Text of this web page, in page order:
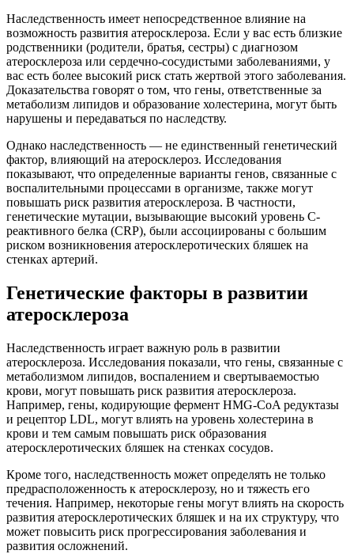
Наследственность имеет непосредственное влияние на
возможность развития атеросклероза. Если у вас есть близкие
родственники (родители, братья, сестры) с диагнозом
атеросклероза или сердечно-сосудистыми заболеваниями, у
вас есть более высокий риск стать жертвой этого заболевания.
Доказательства говорят о том, что гены, ответственные за
метаболизм липидов и образование холестерина, могут быть
нарушены и передаваться по наследству.
Однако наследственность — не единственный генетический
фактор, влияющий на атеросклероз. Исследования
показывают, что определенные варианты генов, связанные с
воспалительными процессами в организме, также могут
повышать риск развития атеросклероза. В частности,
генетические мутации, вызывающие высокий уровень C-
реактивного белка (CRP), были ассоциированы с большим
риском возникновения атеросклеротических бляшек на
стенках артерий.
Генетические факторы в развитии
атеросклероза
Наследственность играет важную роль в развитии
атеросклероза. Исследования показали, что гены, связанные с
метаболизмом липидов, воспалением и свертываемостью
крови, могут повышать риск развития атеросклероза.
Например, гены, кодирующие фермент HMG-CoA редуктазы
и рецептор LDL, могут влиять на уровень холестерина в
крови и тем самым повышать риск образования
атеросклеротических бляшек на стенках сосудов.
Кроме того, наследственность может определять не только
предрасположенность к атеросклерозу, но и тяжесть его
течения. Например, некоторые гены могут влиять на скорость
развития атеросклеротических бляшек и на их структуру, что
может повысить риск прогрессирования заболевания и
развития осложнений.